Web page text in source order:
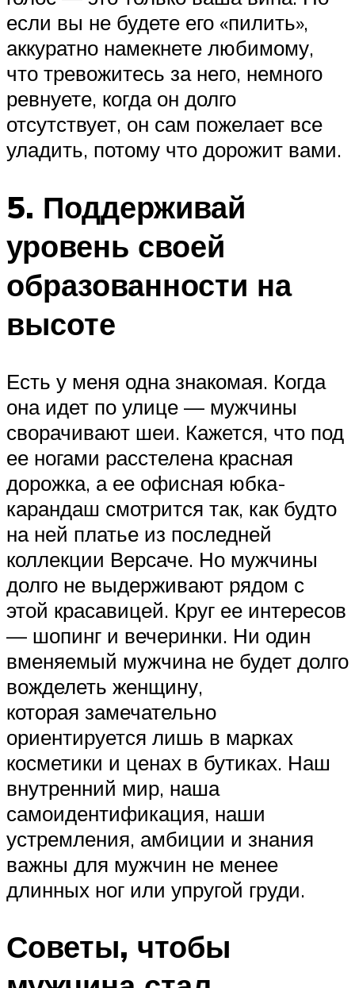
если вы не будете его «пилить»,
аккуратно намекнете любимому,
что тревожитесь за него, немного
ревнуете, когда он долго
отсутствует, он сам пожелает все
уладить, потому что дорожит вами.
5. Поддерживай
уровень своей
образованности на
высоте
Есть у меня одна знакомая. Когда
она идет по улице — мужчины
сворачивают шеи. Кажется, что под
ее ногами расстелена красная
дорожка, а ее офисная юбка-
карандаш смотрится так, как будто
на ней платье из последней
коллекции Версаче. Но мужчины
долго не выдерживают рядом с
этой красавицей. Круг ее интересов
— шопинг и вечеринки. Ни один
вменяемый мужчина не будет долго
вожделеть женщину,
которая замечательно
ориентируется лишь в марках
косметики и ценах в бутиках. Наш
внутренний мир, наша
самоидентификация, наши
устремления, амбиции и знания
важны для мужчин не менее
длинных ног или упругой груди.
Советы, чтобы